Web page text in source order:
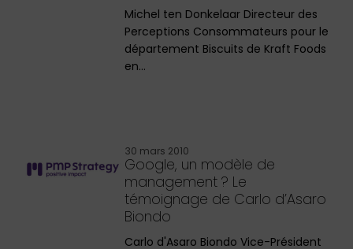
Michel ten Donkelaar Directeur des
Perceptions Consommateurs pour le
département Biscuits de Kraft Foods
en…
30 mars 2010
Google, un modèle de
management ? Le
témoignage de Carlo d’Asaro
Biondo
Carlo d'Asaro Biondo Vice-Président